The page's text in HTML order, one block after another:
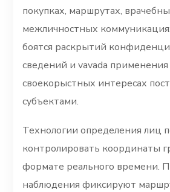
покупках, маршрутах,
межличностных
боятся раскрытий
сведений и vavada
своекорыстных интересах
субъектами.
Технологии определения лиц
контролировать координаты
формате реального времени.
наблюдения фиксируют